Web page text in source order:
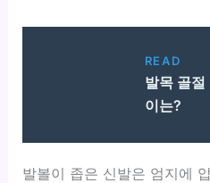
READ
발목 골
이는?
발볼이 좁은 신발은 엄지에